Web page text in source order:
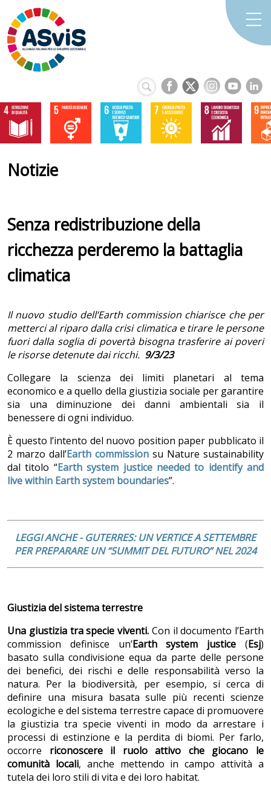
Notizie
Senza redistribuzione della
ricchezza perderemo la battaglia
climatica
Il nuovo studio dell’Earth commission chiarisce che per
metterci al riparo dalla crisi climatica e tirare le persone
fuori dalla soglia di povertà bisogna trasferire ai poveri
le risorse detenute dai ricchi. 9/3/23
Collegare la scienza dei limiti planetari al tema
economico e a quello della giustizia sociale per garantire
sia una diminuzione dei danni ambientali sia il
benessere di ogni individuo.
È questo l’intento del nuovo position paper pubblicato il
2 marzo dall’Earth commission su Nature sustainability
dal titolo “Earth system justice needed to identify and
live within Earth system boundaries”.
LEGGI ANCHE - GUTERRES: UN VERTICE A SETTEMBRE
PER PREPARARE UN “SUMMIT DEL FUTURO” NEL 2024
Giustizia del sistema terrestre
Una giustizia tra specie viventi. Con il documento l’Earth
commission definisce un’Earth system justice (Esj)
basato sulla condivisione equa da parte delle persone
dei benefici, dei rischi e delle responsabilità verso la
natura. Per la biodiversità, per esempio, si cerca di
definire una misura basata sulle più recenti scienze
ecologiche e del sistema terrestre capace di promuovere
la giustizia tra specie viventi in modo da arrestare i
processi di estinzione e la perdita di biomi. Per farlo,
occorre riconoscere il ruolo attivo che giocano le
comunità locali, anche mettendo in campo attività a
tutela dei loro stili di vita e dei loro habitat.